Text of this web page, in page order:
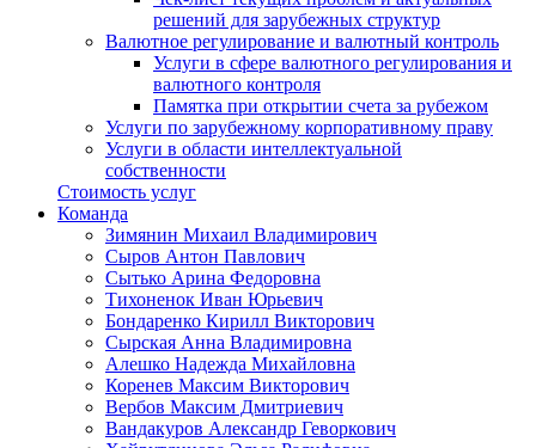
решений для зарубежных структур
Валютное регулирование и валютный контроль
Услуги в сфере валютного регулирования и
валютного контроля
Памятка при открытии счета за рубежом
Услуги по зарубежному корпоративному праву
Услуги в области интеллектуальной
собственности
Стоимость услуг
Команда
Зимянин Михаил Владимирович
Сыров Антон Павлович
Сытько Арина Федоровна
Тихоненок Иван Юрьевич
Бондаренко Кирилл Викторович
Сырская Анна Владимировна
Алешко Надежда Михайловна
Коренев Максим Викторович
Вербов Максим Дмитриевич
Вандакуров Александр Геворкович